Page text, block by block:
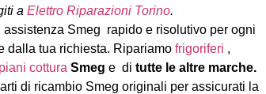
a Elettro Riparazioni Torino.
assistenza Smeg rapido e risolutivo per ogni
dalla tua richiesta. Ripariamo frigoriferi ,
piani cottura Smeg e di tutte le altre marche.
di ricambio Smeg originali per assicurati la